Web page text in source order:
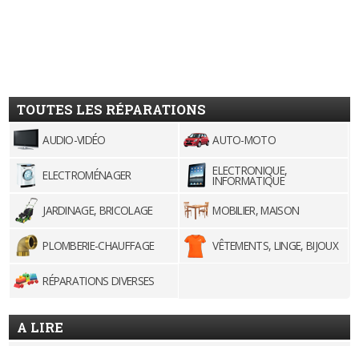
TOUTES LES RÉPARATIONS
AUDIO-VIDÉO AUTO-MOTO
ELECTROMÉNAGER ELECTRONIQUE,
INFORMATIQUE
JARDINAGE, BRICOLAGE
MOBILIER, MAISON
PLOMBERIE-CHAUFFAGE VÊTEMENTS, LINGE, BIJOUX
RÉPARATIONS DIVERSES
A LIRE